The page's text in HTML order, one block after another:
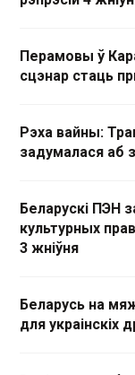
Перамовы ў
сцэнар стаць
Рэха вайны:
задумалася аб
Беларускі ПЭН
культурных
3 жніўня
Беларусь на
для украінскіх